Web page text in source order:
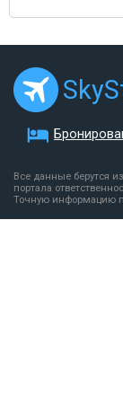
Все данные берутся
портала
Точную информацию